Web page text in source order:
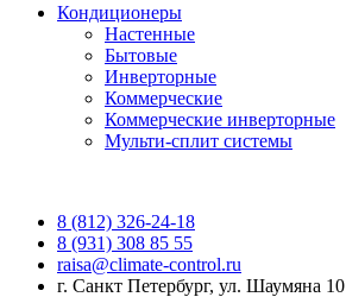
Кондиционеры
Настенные
Бытовые
Инверторные
Коммерческие
Коммерческие инверторные
Мульти-сплит системы
8 (812) 326-24-18
8 (931) 308 85 55
raisa@climate-control.ru
г. Санкт Петербург, ул. Шаумяна 10